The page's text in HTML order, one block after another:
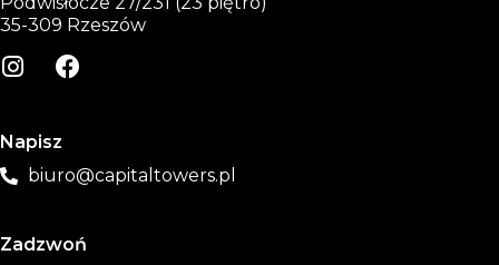
35-309 Rzeszów
Napisz
biuro@capitaltowers.pl
Zadzwoń